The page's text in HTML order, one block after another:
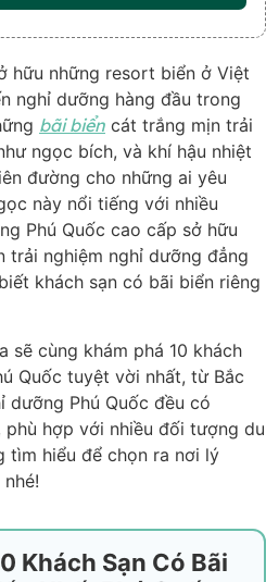
hữu những resort biển ở Việt
nghỉ dưỡng hàng đầu trong
bãi biển cát trắng mịn trải
ngọc bích, và khí hậu nhiệt
đường cho những ai yêu
này nổi tiếng với nhiều
Phú Quốc cao cấp sở hữu
trải nghiệm nghỉ dưỡng đẳng
khách sạn có bãi biển riêng
sẽ cùng khám phá 10 khách
Quốc tuyệt vời nhất, từ Bắc
dưỡng Phú Quốc đều có
hợp với nhiều đối tượng du
tìm hiểu để chọn ra nơi lý
Khách Sạn Có Bãi